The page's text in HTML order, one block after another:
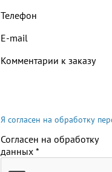
Телефон
E-mail
Комментарии к заказу
Я согласен на обработку
Согласен на обработку
данных *